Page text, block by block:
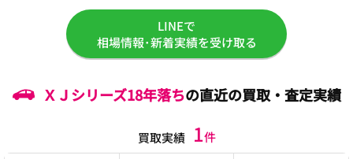
LINEで
相場情報･新着実績を受け取る
ＸＪシリーズ18年落ちの直近の買取・査定実績
買取実績 1件